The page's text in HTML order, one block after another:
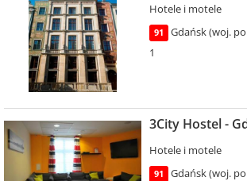
Hotele i motele
91
Gdańsk (woj.
1
3City Hostel -
Hotele i motele
91
Gdańsk (woj.